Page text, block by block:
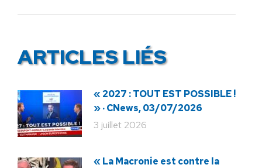
ARTICLES LIÉS
« 2027 : TOUT EST POSSIBLE !
» · CNews, 03/07/2026
3 juillet 2026
« La Macronie est contre la